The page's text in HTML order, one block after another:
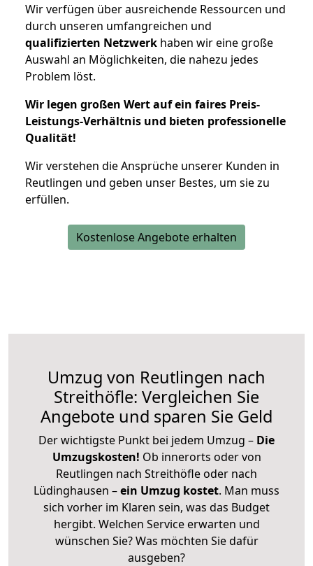
Wir verfügen über ausreichende Ressourcen und
durch unseren umfangreichen und
qualifizierten Netzwerk haben wir eine große
Auswahl an Möglichkeiten, die nahezu jedes
Problem löst.
Wir legen großen Wert auf ein faires Preis-
Leistungs-Verhältnis und bieten professionelle
Qualität!
Wir verstehen die Ansprüche unserer Kunden in
Reutlingen und geben unser Bestes, um sie zu
erfüllen.
Kostenlose Angebote erhalten
Umzug von Reutlingen nach
Streithöfle: Vergleichen Sie
Angebote und sparen Sie Geld
Der wichtigste Punkt bei jedem Umzug – Die
Umzugskosten! Ob innerorts oder von
Reutlingen nach Streithöfle oder nach
Lüdinghausen –ein Umzug kostet. Man muss
sich vorher im Klaren sein, was das Budget
hergibt. Welchen Service erwarten und
wünschen Sie? Was möchten Sie dafür
ausgeben?